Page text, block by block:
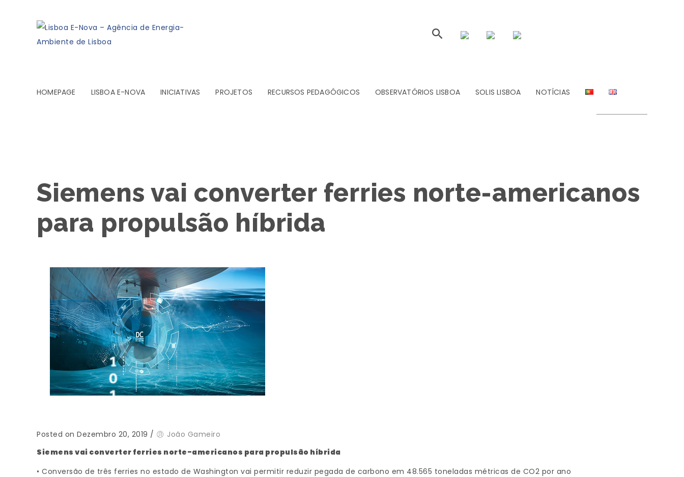
HOMEPAGE LISBOA E-NOVA INICIATIVAS PROJETOS RECURSOS PEDAGÓGICOS OBSERVATÓRIOS LISBOA SOLIS LISBOA NOTÍCIAS
Siemens vai converter ferries norte-americanos
para propulsão híbrida
Posted on Dezembro 20, 2019 /
João Gameiro
Siemens vai converter ferries norte-americanos para propulsão híbrida
• Conversão de três ferries no estado de Washington vai permitir reduzir pegada de carbono em 48.565 toneladas métricas de CO2 por ano